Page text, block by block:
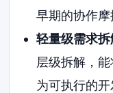
早期的协作摩
轻量级需求
层级拆解，
为可执行的